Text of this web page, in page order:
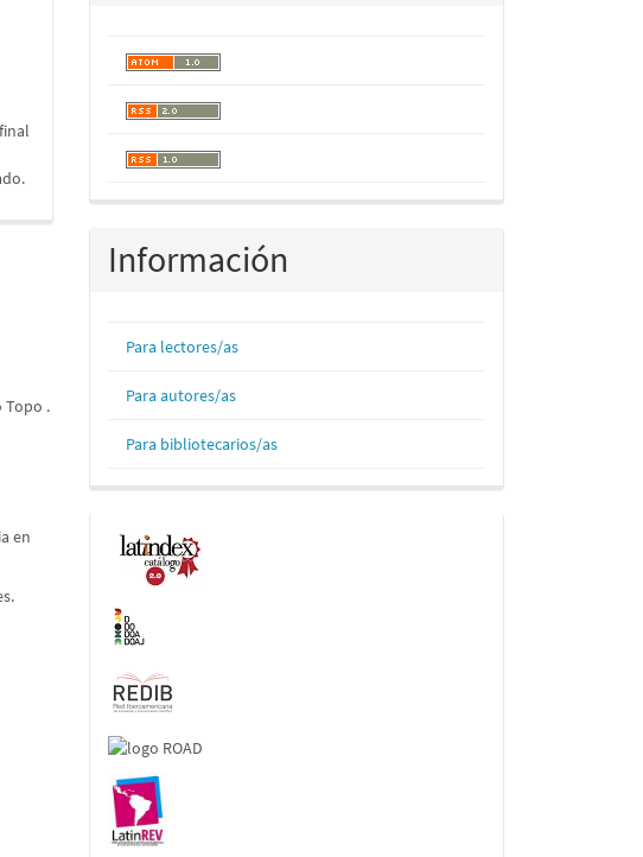
Topo .
en
Información
Para lectores/as
Para autores/as
Para bibliotecarios/as
Indexaciones